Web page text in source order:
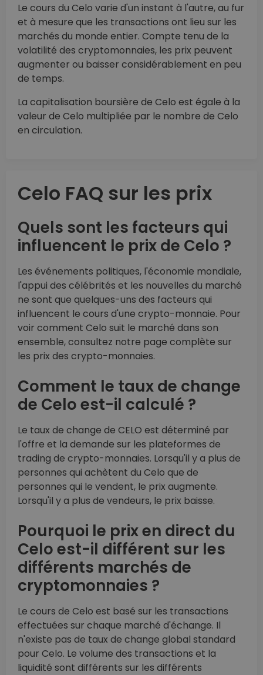
Le cours du Celo varie d'un instant à l'autre, au fur
et à mesure que les transactions ont lieu sur les
marchés du monde entier. Compte tenu de la
volatilité des cryptomonnaies, les prix peuvent
augmenter ou baisser considérablement en peu
de temps.
La capitalisation boursière de Celo est égale à la
valeur de Celo multipliée par le nombre de Celo
en circulation.
Celo FAQ sur les prix
Quels sont les facteurs qui
influencent le prix de Celo ?
Les événements politiques, l'économie mondiale,
l'appui des célébrités et les nouvelles du marché
ne sont que quelques-uns des facteurs qui
influencent le cours d'une crypto-monnaie. Pour
voir comment Celo suit le marché dans son
ensemble, consultez notre page complète sur
les prix des crypto-monnaies.
Comment le taux de change
de Celo est-il calculé ?
Le taux de change de CELO est déterminé par
l'offre et la demande sur les plateformes de
trading de crypto-monnaies. Lorsqu'il y a plus de
personnes qui achètent du Celo que de
personnes qui le vendent, le prix augmente.
Lorsqu'il y a plus de vendeurs, le prix baisse.
Pourquoi le prix en direct du
Celo est-il différent sur les
différents marchés de
cryptomonnaies ?
Le cours de Celo est basé sur les transactions
effectuées sur chaque marché d'échange. Il
n'existe pas de taux de change global standard
pour Celo. Le volume des transactions et la
liquidité sont différents sur les différents